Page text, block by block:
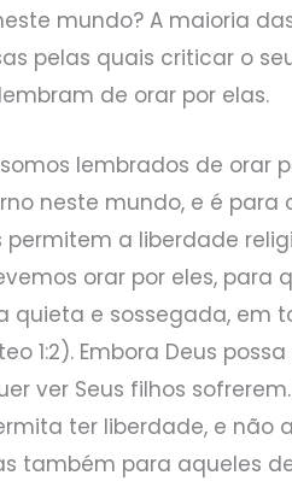
mundo? A maioria
pelas quais criticar o
de orar por elas.
lembrados de orar
neste mundo, e é para
permitem a liberdade
orar por eles, para
quieta e sossegada, em
1:2). Embora Deus
ver Seus filhos
ter liberdade, e não
também para aqueles